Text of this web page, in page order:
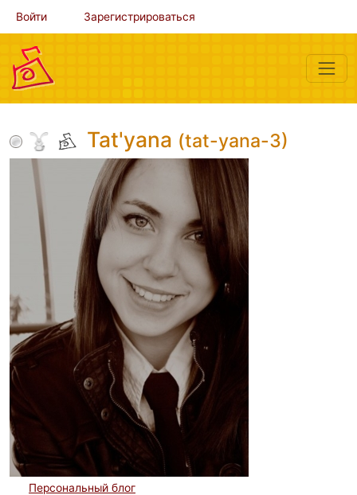
Войти Зарегистрироваться
Tat'yana (tat-yana-3)
Персональный блог